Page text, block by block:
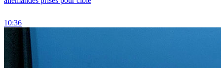
10:36